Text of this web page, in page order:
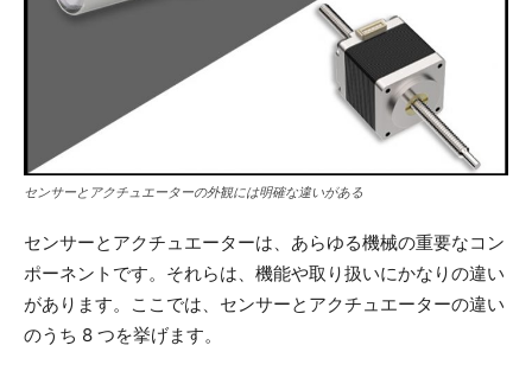
センサーとアクチュエーターの外観には明確な違いがある
センサーとアクチュエーターは、あらゆる機械の重要なコン
ポーネントです。それらは、機能や取り扱いにかなりの違い
があります。ここでは、センサーとアクチュエーターの違い
のうち 8 つを挙げます。